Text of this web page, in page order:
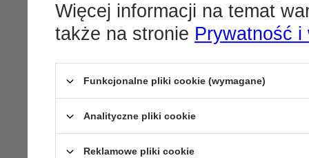
Więcej informacji na temat
także na stronie Prywatność i
Funkcjonalne pliki cookie (wymagane)
Analityczne pliki cookie
Reklamowe pliki cookie